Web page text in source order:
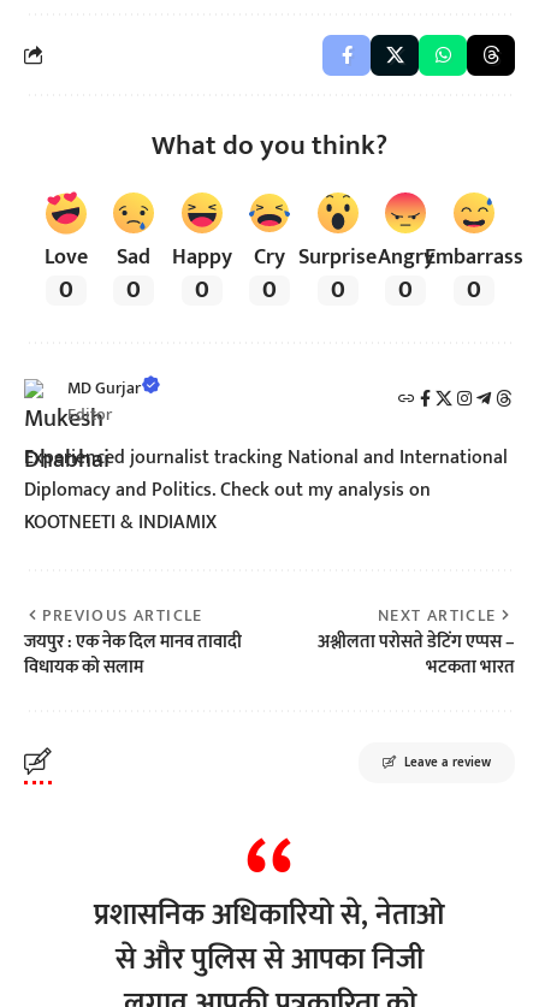
What do you think?
Love
0
Sad
0
Happy
0
Cry
0
Surprise
0
Angry
0
Embarrass
0
MD Gurjar
Editor
Experienced journalist tracking National and International
Diplomacy and Politics. Check out my analysis on
KOOTNEETI & INDIAMIX
PREVIOUS ARTICLE
जयपुर : एक नेक दिल मानव तावादी
विधायक को सलाम
NEXT ARTICLE
अश्लीलता परोसते डेटिंग एप्पस –
भटकता भारत
Leave a review
प्रशासनिक अधिकारियो से, नेताओ
से और पुलिस से आपका निजी